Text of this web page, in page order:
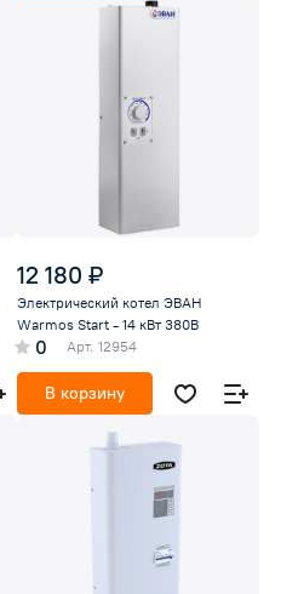
12 180 ₽
Электрический котел ЭВАН
Warmos Start - 14 кВт 380В
0 Арт. 12954
В корзину